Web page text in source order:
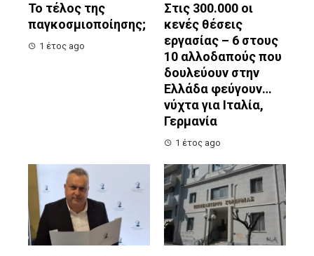
Το τέλος της
παγκοσμιοποίησης;
1 έτος ago
Στις 300.000 οι
κενές θέσεις
εργασίας – 6 στους
10 αλλοδαπούς που
δουλεύουν στην
Ελλάδα φεύγουν…
νύχτα για Ιταλία,
Γερμανία
1 έτος ago